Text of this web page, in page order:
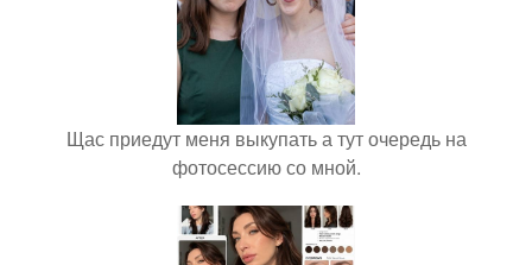
Щас приедут меня выкупать а тут очередь на
фотосессию со мной.